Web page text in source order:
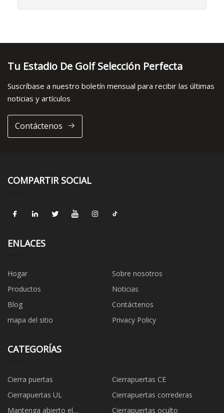
Tu Estadio De Golf Selección Perfecta
Suscríbase a nuestro boletín mensual para recibir las últimas
noticias y artículos
Contáctenos
COMPARTIR SOCIAL
ENLACES
Hogar
Sobre nosotros
Productos
Noticias
Blog
Contáctenos
mapa del sitio
Privacy Policy
CATEGORÍAS
Cierra puertas
Cierrapuertas CE
Cierrapuertas UL
Cierrapuertas correderas
Mantenga abierto el
Cierrapuertas oculto